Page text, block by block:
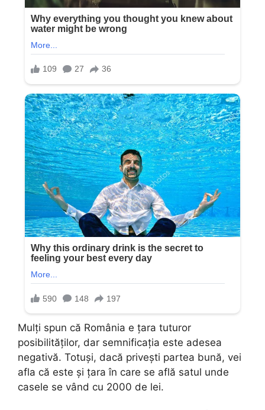
Mulți spun că România e țara tuturor
posibilităților, dar semnificația este adesea
negativă. Totuși, dacă privești partea bună, vei
afla că este și țara în care se află satul unde
casele se vând cu 2000 de lei.